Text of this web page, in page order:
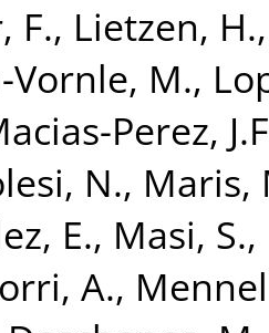
F., Lietzen, H.
Vornle, M.,
Perez,
N., Maris,
E., Masi, S.,
A.,